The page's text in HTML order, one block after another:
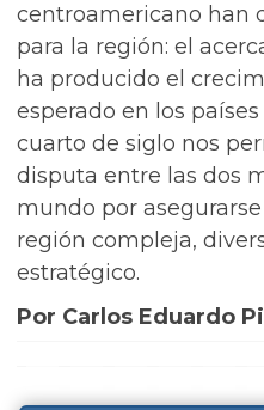
centroamericano han
para la región: el
ha producido el
esperado en los
cuarto de siglo nos
disputa entre las dos
mundo por
región compleja,
estratégico.
Por Carlos Eduardo